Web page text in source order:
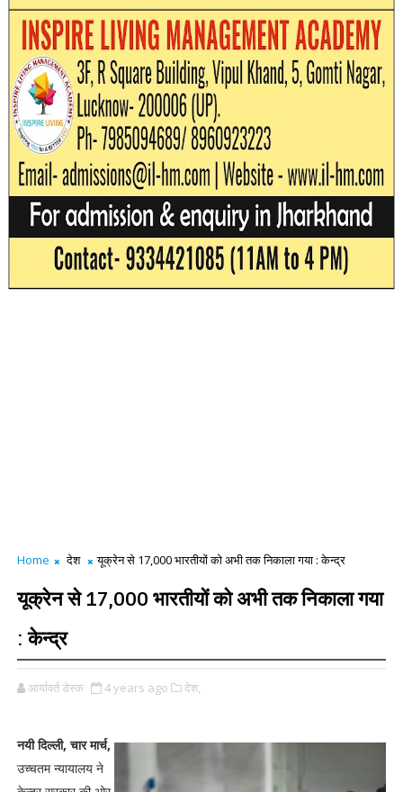
Home देश यूक्रेन से 17,000 भारतीयों को अभी तक निकाला गया : केन्द्र
यूक्रेन से 17,000 भारतीयों को अभी तक निकाला गया
: केन्द्र
आर्यावर्त डेस्क 4 years ago देश,
नयी दिल्ली, चार मार्च,
उच्चतम न्यायालय ने